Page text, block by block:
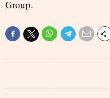
Group.